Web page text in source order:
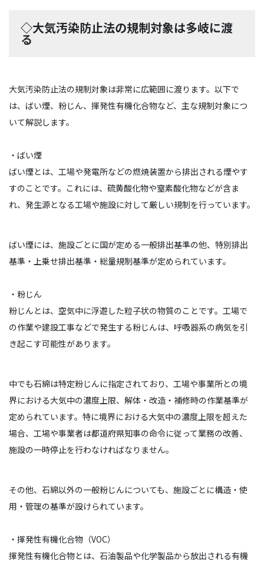
◇大気汚染防止法の規制対象は多岐に渡
る
大気汚染防止法の規制対象は非常に広範囲に渡ります。以下で
は、ばい煙、粉じん、揮発性有機化合物など、主な規制対象につ
いて解説します。
・ばい煙
ばい煙とは、工場や発電所などの燃焼装置から排出される煙やす
すのことです。これには、硫黄酸化物や窒素酸化物などが含ま
れ、発生源となる工場や施設に対して厳しい規制を行っています。
ばい煙には、施設ごとに国が定める一般排出基準の他、特別排出
基準・上乗せ排出基準・総量規制基準が定められています。
・粉じん
粉じんとは、空気中に浮遊した粒子状の物質のことです。工場で
の作業や建設工事などで発生する粉じんは、呼吸器系の病気を引
き起こす可能性があります。
中でも石綿は特定粉じんに指定されており、工場や事業所との境
界における大気中の濃度上限、解体・改造・補修時の作業基準が
定められています。特に境界における大気中の濃度上限を超えた
場合、工場や事業者は都道府県知事の命令に従って業務の改善、
施設の一時停止を行わなければなりません。
その他、石綿以外の一般粉じんについても、施設ごとに構造・使
用・管理の基準が設けられています。
・揮発性有機化合物（VOC）
揮発性有機化合物とは、石油製品や化学製品から放出される有機